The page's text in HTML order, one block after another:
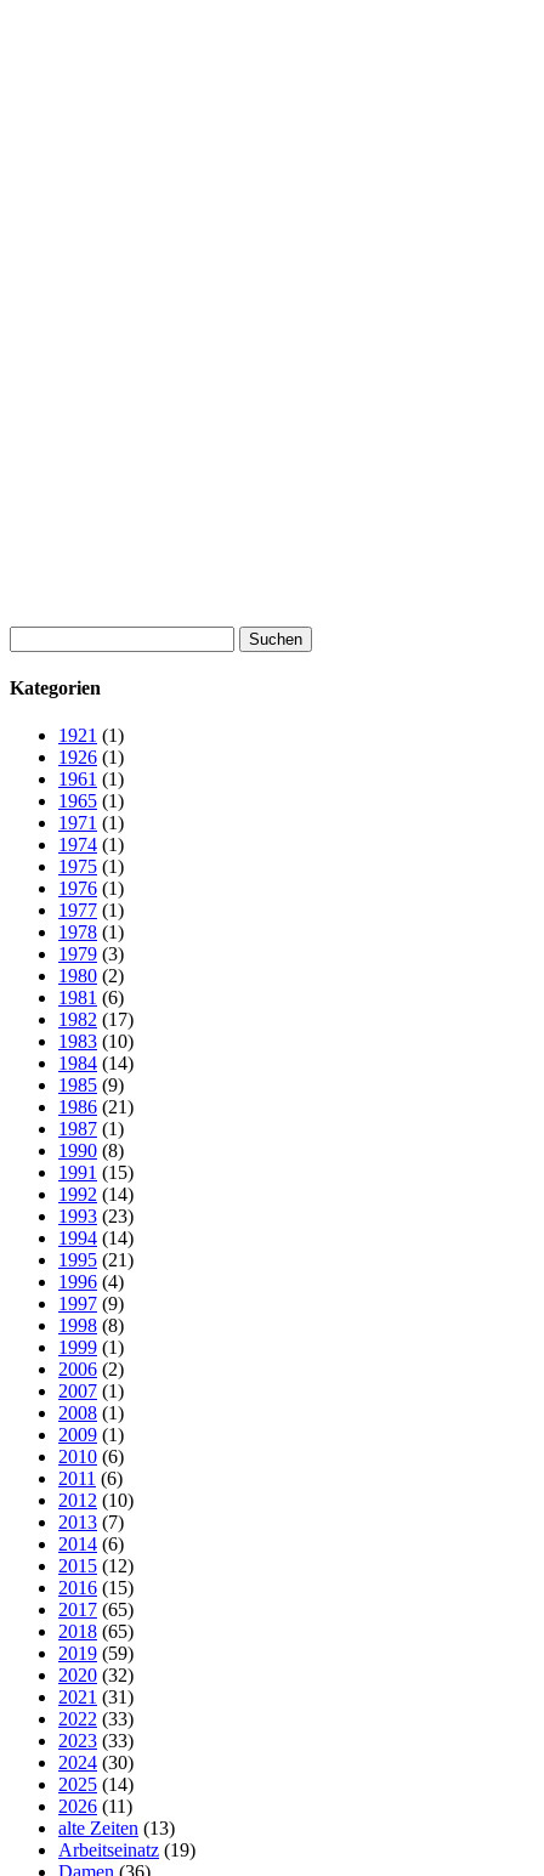
nach:
Kategorien
1921 (1)
1926 (1)
1961 (1)
1965 (1)
1971 (1)
1974 (1)
1975 (1)
1976 (1)
1977 (1)
1978 (1)
1979 (3)
1980 (2)
1981 (6)
1982 (17)
1983 (10)
1984 (14)
1985 (9)
1986 (21)
1987 (1)
1990 (8)
1991 (15)
1992 (14)
1993 (23)
1994 (14)
1995 (21)
1996 (4)
1997 (9)
1998 (8)
1999 (1)
2006 (2)
2007 (1)
2008 (1)
2009 (1)
2010 (6)
2011 (6)
2012 (10)
2013 (7)
2014 (6)
2015 (12)
2016 (15)
2017 (65)
2018 (65)
2019 (59)
2020 (32)
2021 (31)
2022 (33)
2023 (33)
2024 (30)
2025 (14)
2026 (11)
alte Zeiten (13)
Arbeitseinatz (19)